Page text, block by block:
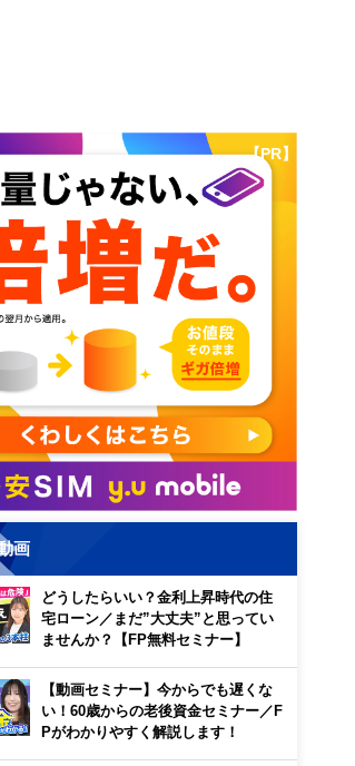
【PR】
画
どうしたらいい？金利上昇時代の住
宅ローン／まだ”大丈夫”と思ってい
ませんか？【FP無料セミナー】
【動画セミナー】今からでも遅くな
い！60歳からの老後資金セミナー／F
Pがわかりやすく解説します！